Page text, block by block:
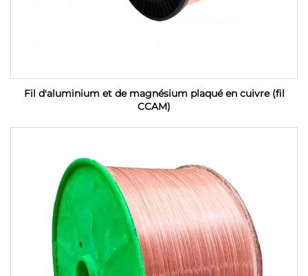
Fil d'aluminium et de magnésium plaqué en cuivre (fil
CCAM)